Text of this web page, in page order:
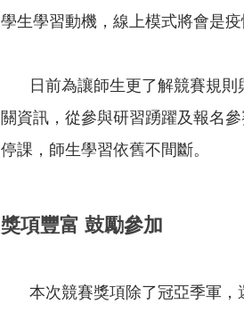
學生學習動機，線上模式將會是疫
關資訊，從參與研習踴躍及報名
停課，師生學習依舊不間斷。
獎項豐富 鼓勵參加